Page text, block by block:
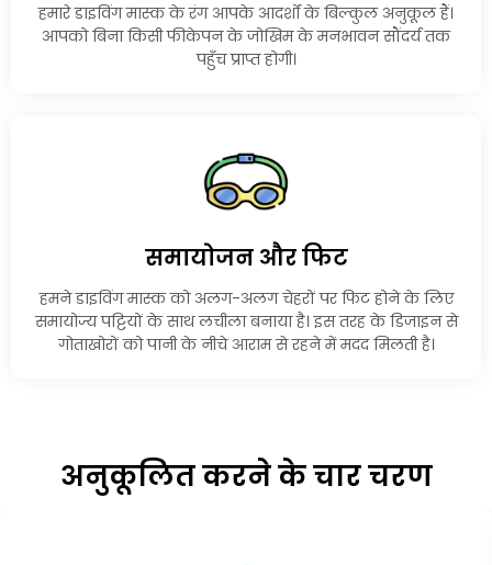
हमारे डाइविंग मास्क के रंग आपके आदर्शों के बिल्कुल अनुकूल हैं।
आपको बिना किसी फीकेपन के जोखिम के मनभावन सौंदर्य तक
पहुँच प्राप्त होगी।
समायोजन और फिट
हमने डाइविंग मास्क को अलग-अलग चेहरों पर फिट होने के लिए
समायोज्य पट्टियों के साथ लचीला बनाया है। इस तरह के डिजाइन से
गोताखोरों को पानी के नीचे आराम से रहने में मदद मिलती है।
अनुकूलित करने के चार चरण